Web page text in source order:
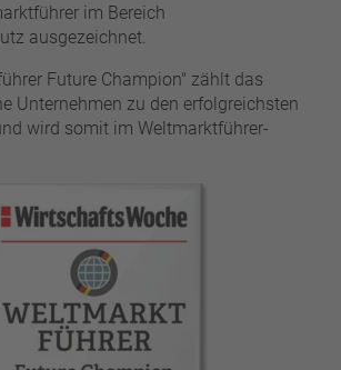
im Bereich
ausgezeichnet.
Future Champion" zählt das
Unternehmen zu den erfolgreichsten
wird somit im Weltmarktführer-